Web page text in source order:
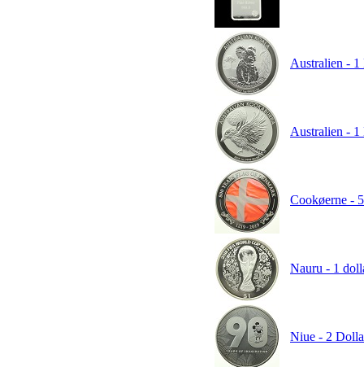
Australien -
Australien -
Cookøerne -
Nauru - 1
Niue - 2